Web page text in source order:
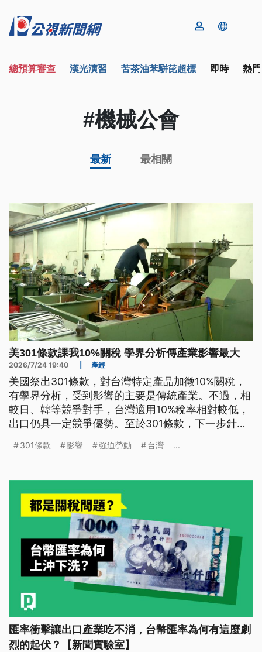
總預算審查 漢光演習 苦茶油苯駢芘超標 即時 熱
#機械公會
最新 最相關
美301條款課我10%關稅 學界分析傳產業影響最大
2026/7/24 19:40 產經
美國祭出301條款，對台灣特定產品加徵10%關稅，
有學界分析，受到影響的主要是傳統產業。不過，相
較日、韓等競爭對手，台灣適用10%稅率相對較低，
出口仍具一定競爭優勢。至於301條款，下一步針對
業，成熟製程可能首當其衝。
301條款 影響 強迫勞動 台灣 ...
匯率衝擊讓出口產業吃不消，台幣匯率為何有這麼劇
烈的起伏？【新聞實驗室】